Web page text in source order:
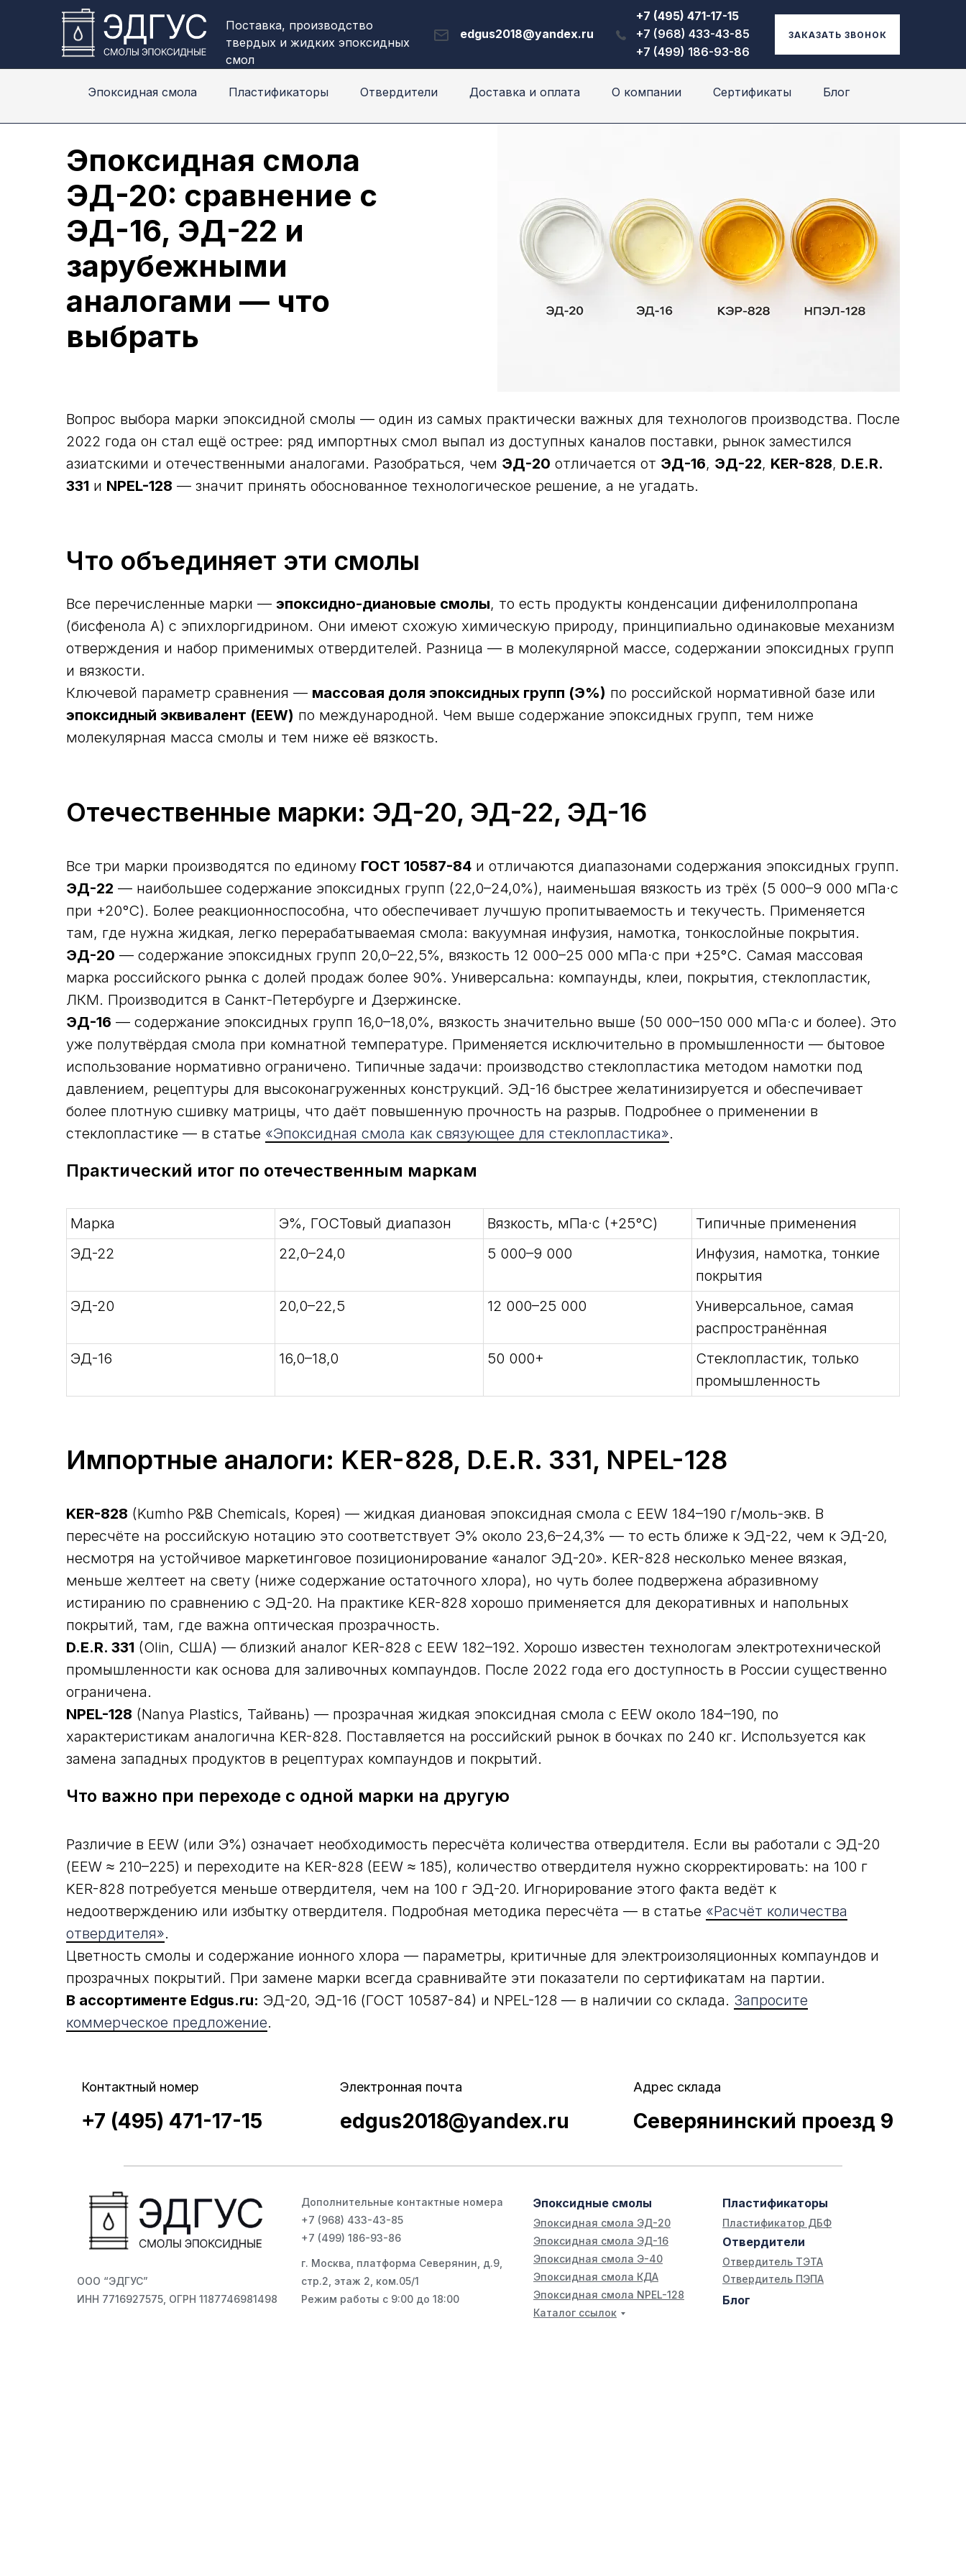
ЗАКАЗАТЬ ЗВОНОК
Поставка, производство
твердых и жидких эпоксидных
смол
+7 (495) 471-17-15
+7 (968) 433-43-85
+7 (499) 186-93-86
edgus2018@yandex.ru
Эпоксидная смола Пластификаторы Отвердители Доставка и оплата О компании Сертификаты Блог
Эпоксидная смола
ЭД-20: сравнение с
ЭД-16, ЭД-22 и
зарубежными
аналогами — что
выбрать
Вопрос выбора марки эпоксидной смолы — один из самых практически важных для технологов производства. После
2022 года он стал ещё острее: ряд импортных смол выпал из доступных каналов поставки, рынок заместился
азиатскими и отечественными аналогами. Разобраться, чем ЭД-20 отличается от ЭД-16, ЭД-22, KER-828, D.E.R.
331 и NPEL-128 — значит принять обоснованное технологическое решение, а не угадать.
Что объединяет эти смолы
Все перечисленные марки — эпоксидно-диановые смолы, то есть продукты конденсации дифенилолпропана
(бисфенола А) с эпихлоргидрином. Они имеют схожую химическую природу, принципиально одинаковые механизм
отверждения и набор применимых отвердителей. Разница — в молекулярной массе, содержании эпоксидных групп
и вязкости.
Ключевой параметр сравнения — массовая доля эпоксидных групп (Э%) по российской нормативной базе или
эпоксидный эквивалент (EEW) по международной. Чем выше содержание эпоксидных групп, тем ниже
молекулярная масса смолы и тем ниже её вязкость.
Отечественные марки: ЭД-20, ЭД-22, ЭД-16
Все три марки производятся по единому ГОСТ 10587-84 и отличаются диапазонами содержания эпоксидных групп.
ЭД-22 — наибольшее содержание эпоксидных групп (22,0–24,0%), наименьшая вязкость из трёх (5 000–9 000 мПа·с
при +20°С). Более реакционноспособна, что обеспечивает лучшую пропитываемость и текучесть. Применяется
там, где нужна жидкая, легко перерабатываемая смола: вакуумная инфузия, намотка, тонкослойные покрытия.
ЭД-20 — содержание эпоксидных групп 20,0–22,5%, вязкость 12 000–25 000 мПа·с при +25°С. Самая массовая
марка российского рынка с долей продаж более 90%. Универсальна: компаунды, клеи, покрытия, стеклопластик,
ЛКМ. Производится в Санкт-Петербурге и Дзержинске.
ЭД-16 — содержание эпоксидных групп 16,0–18,0%, вязкость значительно выше (50 000–150 000 мПа·с и более). Это
уже полутвёрдая смола при комнатной температуре. Применяется исключительно в промышленности — бытовое
использование нормативно ограничено. Типичные задачи: производство стеклопластика методом намотки под
давлением, рецептуры для высоконагруженных конструкций. ЭД-16 быстрее желатинизируется и обеспечивает
более плотную сшивку матрицы, что даёт повышенную прочность на разрыв. Подробнее о применении в
стеклопластике — в статье «Эпоксидная смола как связующее для стеклопластика».
Практический итог по отечественным маркам
Марка Э%, ГОСТовый диапазон Вязкость, мПа·с (+25°С)
Типичные применения
ЭД-22
22,0–24,0 5 000–9 000
Инфузия, намотка, тонкие
покрытия
ЭД-20
20,0–22,5 12 000–25 000
Универсальное, самая
распространённая
ЭД-16
16,0–18,0 50 000+
Стеклопластик, только
промышленность
Импортные аналоги: KER-828, D.E.R. 331, NPEL-128
KER-828 (Kumho P&B Chemicals, Корея) — жидкая диановая эпоксидная смола с EEW 184–190 г/моль-экв. В
пересчёте на российскую нотацию это соответствует Э% около 23,6–24,3% — то есть ближе к ЭД-22, чем к ЭД-20,
несмотря на устойчивое маркетинговое позиционирование «аналог ЭД-20». KER-828 несколько менее вязкая,
меньше желтеет на свету (ниже содержание остаточного хлора), но чуть более подвержена абразивному
истиранию по сравнению с ЭД-20. На практике KER-828 хорошо применяется для декоративных и напольных
покрытий, там, где важна оптическая прозрачность.
D.E.R. 331 (Olin, США) — близкий аналог KER-828 с EEW 182–192. Хорошо известен технологам электротехнической
промышленности как основа для заливочных компаундов. После 2022 года его доступность в России существенно
ограничена.
NPEL-128 (Nanya Plastics, Тайвань) — прозрачная жидкая эпоксидная смола с EEW около 184–190, по
характеристикам аналогична KER-828. Поставляется на российский рынок в бочках по 240 кг. Используется как
замена западных продуктов в рецептурах компаундов и покрытий.
Что важно при переходе с одной марки на другую
Различие в EEW (или Э%) означает необходимость пересчёта количества отвердителя. Если вы работали с ЭД-20
(EEW ≈ 210–225) и переходите на KER-828 (EEW ≈ 185), количество отвердителя нужно скорректировать: на 100 г
KER-828 потребуется меньше отвердителя, чем на 100 г ЭД-20. Игнорирование этого факта ведёт к
недоотверждению или избытку отвердителя. Подробная методика пересчёта — в статье «Расчёт количества
отвердителя».
Цветность смолы и содержание ионного хлора — параметры, критичные для электроизоляционных компаундов и
прозрачных покрытий. При замене марки всегда сравнивайте эти показатели по сертификатам на партии.
В ассортименте Edgus.ru: ЭД-20, ЭД-16 (ГОСТ 10587-84) и NPEL-128 — в наличии со склада. Запросите
коммерческое предложение.
Контактный номер
+7 (495) 471-17-15
Электронная почта
edgus2018@yandex.ru
Адрес склада
Северянинский проезд 9
ООО “ЭДГУС”
ИНН 7716927575, ОГРН 1187746981498
Дополнительные контактные номера
+7 (968) 433-43-85
+7 (499) 186-93-86
Эпоксидная смола ЭД-20
Эпоксидная смола ЭД-16
Эпоксидная смола Э-40
Эпоксидная смола КДА
Эпоксидная смола NPEL-128
Каталог ссылок
Эпоксидные смолы Пластификаторы
Отвердители
Блог
Отвердитель ТЭТА
Отвердитель ПЭПА
Пластификатор ДБФ
г. Москва, платформа Северянин, д.9,
стр.2, этаж 2, ком.05/1
Режим работы с 9:00 до 18:00